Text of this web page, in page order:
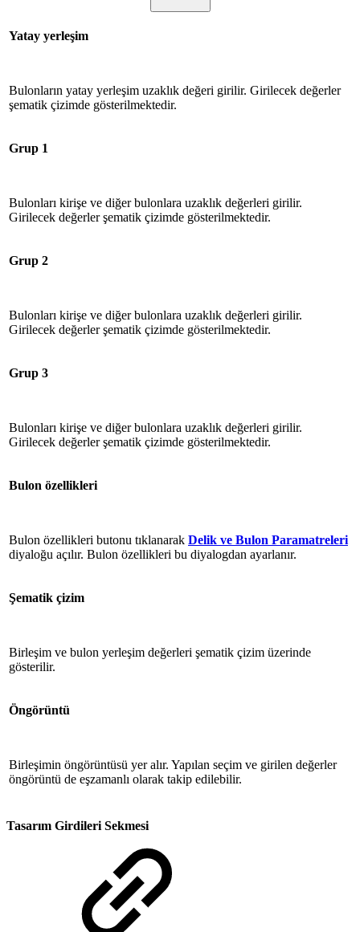
Yatay yerleşim
Bulonların yatay yerleşim uzaklık değeri girilir. Girilecek değerler
şematik çizimde gösterilmektedir.
Grup 1
Bulonları kirişe ve diğer bulonlara uzaklık değerleri girilir.
Girilecek değerler şematik çizimde gösterilmektedir.
Grup 2
Bulonları kirişe ve diğer bulonlara uzaklık değerleri girilir.
Girilecek değerler şematik çizimde gösterilmektedir.
Grup 3
Bulonları kirişe ve diğer bulonlara uzaklık değerleri girilir.
Girilecek değerler şematik çizimde gösterilmektedir.
Bulon özellikleri
Bulon özellikleri butonu tıklanarak Delik ve Bulon Paramatreleri
diyaloğu açılır. Bulon özellikleri bu diyalogdan ayarlanır.
Şematik çizim
Birleşim ve bulon yerleşim değerleri şematik çizim üzerinde
gösterilir.
Öngörüntü
Birleşimin öngörüntüsü yer alır. Yapılan seçim ve girilen değerler
öngörüntü de eşzamanlı olarak takip edilebilir.
Tasarım Girdileri Sekmesi